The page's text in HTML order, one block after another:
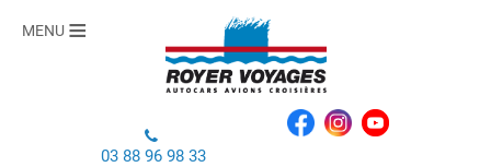
03 88 96 98 33
MENU